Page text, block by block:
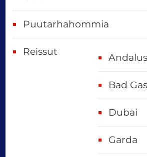
Puutarhahommia
Reissut
Bad
Dubai
Garda